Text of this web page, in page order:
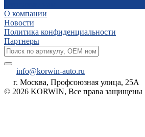
О компании
Новости
Политика конфиденциальности
Партнеры
info@korwin-auto.ru
г. Москва, Профсоюзная улица, 25А
© 2026 KORWIN, Все права защищены